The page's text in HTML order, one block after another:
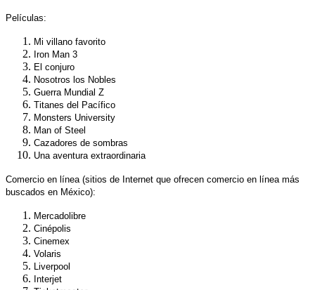
Películas:
Mi villano favorito
Iron Man 3
El conjuro
Nosotros los Nobles
Guerra Mundial Z
Titanes del Pacífico
Monsters University
Man of Steel
Cazadores de sombras
Una aventura extraordinaria
Comercio en línea (sitios de Internet que ofrecen comercio en línea más
buscados en México):
Mercadolibre
Cinépolis
Cinemex
Volaris
Liverpool
Interjet